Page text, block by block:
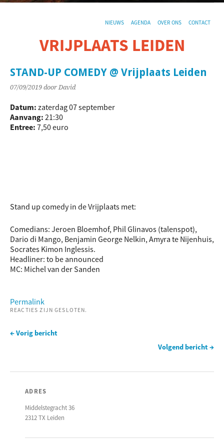
NIEUWS AGENDA OVER ONS CONTACT
VRIJPLAATS LEIDEN
STAND-UP COMEDY @ Vrijplaats Leiden
07/09/2019 door David
Datum: zaterdag 07 september
Aanvang: 21:30
Entree: 7,50 euro
Stand up comedy in de Vrijplaats met:
Comedians: Jeroen Bloemhof, Phil Glinavos (talenspot),
Dario di Mango, Benjamin George Nelkin, Amyra te Nijenhuis,
Socrates Kimon Inglessis.
Headliner: to be announced
MC: Michel van der Sanden
Permalink
REACTIES ZIJN GESLOTEN.
← Vorig bericht
Volgend bericht →
ADRES
Middelstegracht 36
2312 TX Leiden